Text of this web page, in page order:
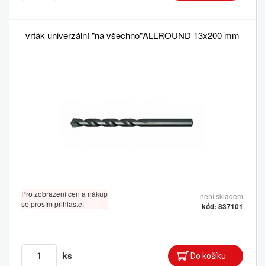
vrták univerzální "na všechno"ALLROUND 13x200 mm
Pro zobrazení cen a nákup
se prosím přihlaste.
není skladem
kód: 837101
ks